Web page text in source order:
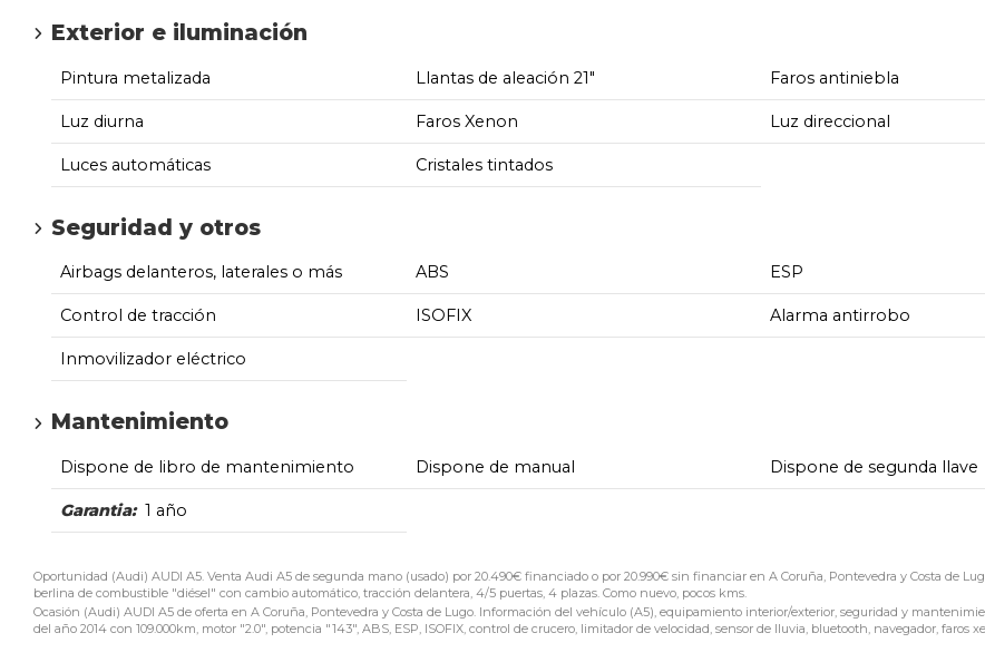
Exterior e iluminación
Pintura metalizada Llantas de aleación 21" Faros antiniebla
Luz diurna Faros Xenon Luz direccional
Luces automáticas Cristales tintados
Seguridad y otros
Airbags delanteros, laterales o más ABS ESP
Control de tracción ISOFIX Alarma antirrobo
Inmovilizador eléctrico
Mantenimiento
Dispone de libro de mantenimiento Dispone de manual Dispone de segunda llave
Garantia: 1 año
Oportunidad (Audi) AUDI A5. Venta Audi A5 de segunda mano (usado) por 20.490€ financiado o por 20.990€ sin financiar en A Coruña, Pontevedra y Costa de
berlina de combustible "diésel" con cambio automático, tracción delantera, 4/5 puertas, 4 plazas. Como nuevo, pocos kms.
Ocasión (Audi) AUDI A5 de oferta en A Coruña, Pontevedra y Costa de Lugo. Información del vehículo (A5), equipamiento interior/exterior, seguridad y
del año 2014 con 109.000km, motor "2.0", potencia "143", ABS, ESP, ISOFIX, control de crucero, limitador de velocidad, sensor de lluvia, bluetooth, navegador, faros